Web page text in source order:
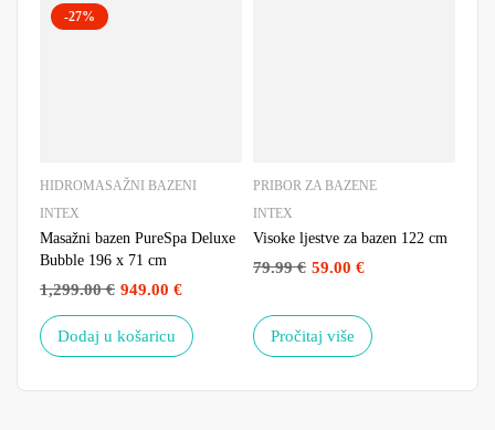
-27%
HIDROMASAŽNI BAZENI
INTEX
Masažni bazen PureSpa Deluxe
Bubble 196 x 71 cm
1,299.00€ 949.00 €
Dodaj u košaricu
PRIBOR ZA BAZENE
INTEX
Visoke ljestve za bazen 122 cm
79.99€ 59.00 €
Pročitaj više